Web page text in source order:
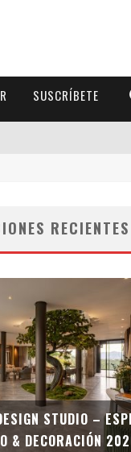
SUSCRÍBETE
RECIENTES
STUDIO –
& DECORACIÓN